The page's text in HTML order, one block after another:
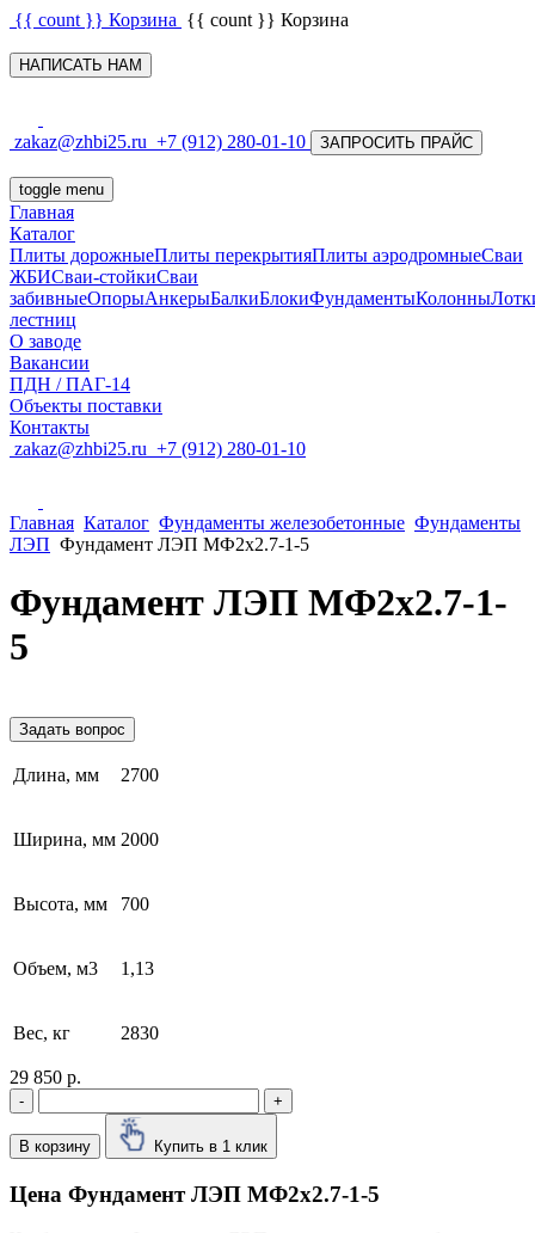
{{ count }} Корзина {{ count }} Корзина
НАПИСАТЬ НАМ
zakaz@zhbi25.ru +7 (912) 280-01-10 ЗАПРОСИТЬ ПРАЙС
toggle menu
Главная
Каталог
Плиты дорожныеПлиты перекрытияПлиты аэродромныеСваи
ЖБИСваи-стойкиСваи
забивныеОпорыАнкерыБалкиБлокиФундаментыКолонны
лестниц
О заводе
Вакансии
ПДН / ПАГ-14
Объекты поставки
Контакты
zakaz@zhbi25.ru +7 (912) 280-01-10
Главная Каталог Фундаменты железобетонные Фундаменты
ЛЭП Фундамент ЛЭП МФ2х2.7-1-5
Фундамент ЛЭП МФ2х2.7-1-
5
Задать вопрос
Длина, мм 2700
Ширина, мм 2000
Высота, мм 700
Объем, м3 1,13
Вес, кг 2830
29 850 р.
- +
В корзину Купить в 1 клик
Цена Фундамент ЛЭП МФ2х2.7-1-5